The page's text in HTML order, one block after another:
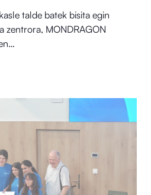
talde batek bisita egin
zentrora, MONDRAGON